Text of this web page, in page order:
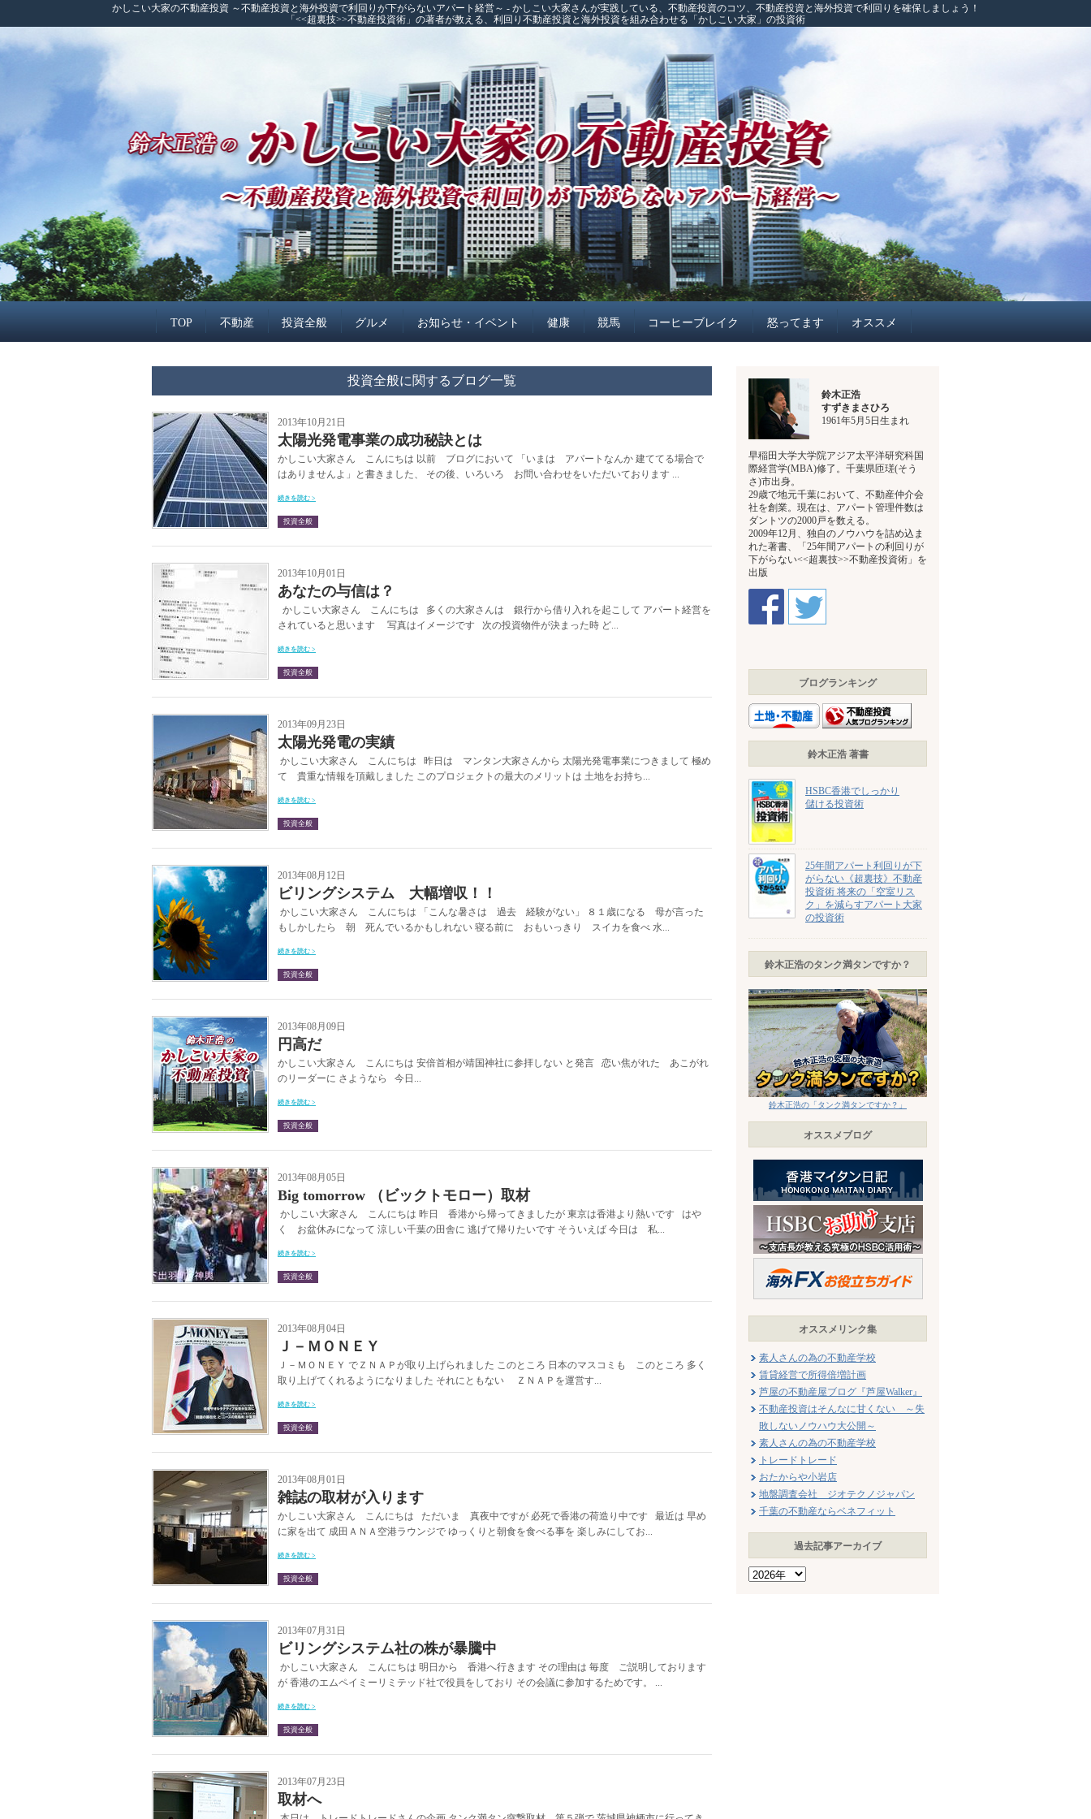
かしこい大家の不動産投資 ～不動産投資と海外投資で利回りが下がらないアパート経営～ - かしこい大家さんが実践している、不動産投資のコツ、不動産投資と海外投資で利回りを確保しましょう！
「<<超裏技>>不動産投資術」の著者が教える、利回り不動産投資と海外投資を組み合わせる「かしこい大家」の投資術
TOP 不動産 投資全般 グルメ お知らせ・イベント 健康 競馬 コーヒーブレイク 怒ってます オススメ
投資全般に関するブログ一覧
2013年10月21日
太陽光発電事業の成功秘訣とは
かしこい大家さん こんにちは 以前 ブログにおいて 「いまは アパートなんか 建ててる場合で
はありませんよ」と書きました、 その後、いろいろ お問い合わせをいただいております ...
続きを読む >
投資全般
2013年10月01日
あなたの与信は？
かしこい大家さん こんにちは 多くの大家さんは 銀行から借り入れを起こして アパート経営を
されていると思います 写真はイメージです 次の投資物件が決まった時 ど...
続きを読む >
投資全般
2013年09月23日
太陽光発電の実績
かしこい大家さん こんにちは 昨日は マンタン大家さんから 太陽光発電事業につきまして 極め
て 貴重な情報を頂戴しました このプロジェクトの最大のメリットは 土地をお持ち...
続きを読む >
投資全般
2013年08月12日
ビリングシステム 大幅増収！！
かしこい大家さん こんにちは 「こんな暑さは 過去 経験がない」 ８１歳になる 母が言った
もしかしたら 朝 死んでいるかもしれない 寝る前に おもいっきり スイカを食べ 水...
続きを読む >
投資全般
2013年08月09日
円高だ
かしこい大家さん こんにちは 安倍首相が靖国神社に参拝しない と発言 恋い焦がれた あこがれ
のリーダーに さようなら 今日...
続きを読む >
投資全般
2013年08月05日
Big tomorrow （ビックトモロー）取材
かしこい大家さん こんにちは 昨日 香港から帰ってきましたが 東京は香港より熱いです はや
く お盆休みになって 涼しい千葉の田舎に 逃げて帰りたいです そういえば 今日は 私...
続きを読む >
投資全般
2013年08月04日
Ｊ－ＭＯＮＥＹ
Ｊ－ＭＯＮＥＹ でＺＮＡＰが取り上げられました このところ 日本のマスコミも このところ 多く
取り上げてくれるようになりました それにともない ＺＮＡＰを運営す...
続きを読む >
投資全般
2013年08月01日
雑誌の取材が入ります
かしこい大家さん こんにちは ただいま 真夜中ですが 必死で香港の荷造り中です 最近は 早め
に家を出て 成田ＡＮＡ空港ラウンジで ゆっくりと朝食を食べる事を 楽しみにしてお...
続きを読む >
投資全般
2013年07月31日
ビリングシステム社の株が暴騰中
かしこい大家さん こんにちは 明日から 香港へ行きます その理由は 毎度 ご説明しております
が 香港のエムペイミーリミテッド社で役員をしており その会議に参加するためです。 ...
続きを読む >
投資全般
2013年07月23日
取材へ
鈴木正浩
すずきまさひろ
1961年5月5日生まれ
早稲田大学大学院アジア太平洋研究科国
際経営学(MBA)修了。千葉県匝瑳(そう
さ)市出身。
29歳で地元千葉において、不動産仲介会
社を創業。現在は、アパート管理件数は
ダントツの2000戸を数える。
2009年12月、独自のノウハウを詰め込ま
れた著書、「25年間アパートの利回りが
下がらない<<超裏技>>不動産投資術」を
出版
ブログランキング
鈴木正浩 著書
HSBC香港でしっかり
儲ける投資術
25年間アパート利回りが下
がらない《超裏技》不動産
投資術 将来の「空室リス
ク」を減らすアパート大家
の投資術
鈴木正浩のタンク満タンですか？
鈴木正浩の「タンク満タンですか？」
オススメブログ
オススメリンク集
素人さんの為の不動産学校
賃貸経営で所得倍増計画
芦屋の不動産屋ブログ『芦屋Walker』
不動産投資はそんなに甘くない ～失
敗しないノウハウ大公開～
素人さんの為の不動産学校
トレードトレード
おたからや小岩店
地盤調査会社 ジオテクノジャパン
千葉の不動産ならベネフィット
過去記事アーカイブ